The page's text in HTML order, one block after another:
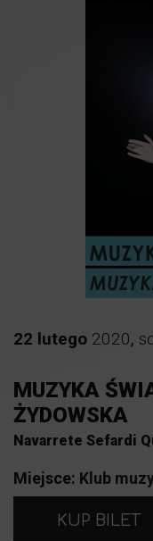
22 lutego 2020,
MUZYKA
ŻYDOWSKA
Navarrete Sefardi
Miejsce: Klub
KUP BILET